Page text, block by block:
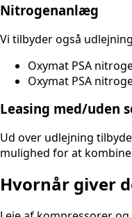
​Nitrogenanlæg
Vi tilbyder også
Oxymat PSA
Oxymat PSA
​Leasing med/uden
Ud over udlejning
mulighed for at
Hvornår giver